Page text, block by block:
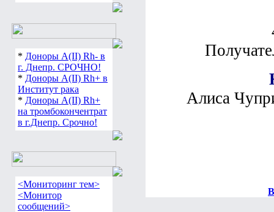
* Доноры А(ІІ) Rh- в
г. Днепр. СРОЧНО!
* Доноры А(ІІ) Rh+ в
Институт рака
* Доноры А(ІІ) Rh+
на тромбокончентрат
в г.Днепр. Срочно!
<Мониторинг тем>
<Монитор
сообщений>
Алиса